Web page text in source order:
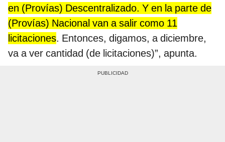
en (Provías) Descentralizado. Y en la parte de
(Provías) Nacional van a salir como 11
licitaciones. Entonces, digamos, a diciembre,
va a ver cantidad (de licitaciones)”, apunta.